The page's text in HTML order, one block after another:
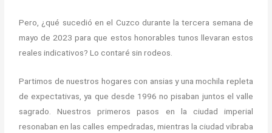
Pero, ¿qué sucedió en el Cuzco durante la tercera semana de
mayo de 2023 para que estos honorables tunos llevaran estos
reales indicativos? Lo contaré sin rodeos.
Partimos de nuestros hogares con ansias y una mochila repleta
de expectativas, ya que desde 1996 no pisaban juntos el valle
sagrado. Nuestros primeros pasos en la ciudad imperial
resonaban en las calles empedradas, mientras la ciudad vibraba